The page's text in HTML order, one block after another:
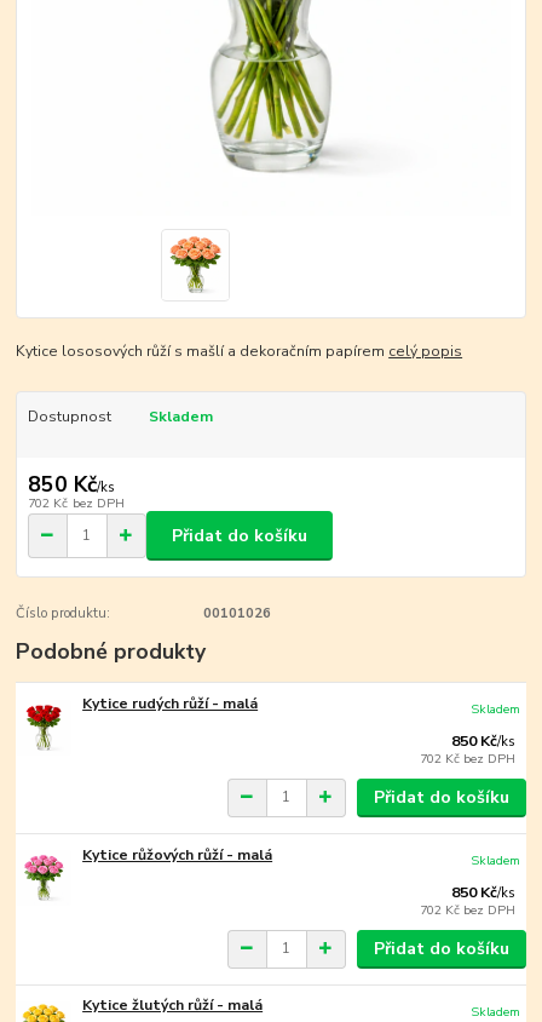
Kytice lososových růží s mašlí a dekoračním papírem celý popis
Dostupnost Skladem
850 Kč/ks
702 Kč bez DPH
Přidat do košíku
Číslo produktu: 00101026
Podobné produkty
Kytice rudých růží - malá
850 Kč/ks
702 Kč bez DPH
Skladem
Přidat do košíku
Kytice růžových růží - malá
850 Kč/ks
702 Kč bez DPH
Skladem
Přidat do košíku
Kytice žlutých růží - malá
Skladem